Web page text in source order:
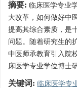
摘要: 临床医学专业
大改革，如何做好中
提高其综合素质，是
问题。随着研究生的
中医师承教育引入院
床医学专业学位博士
关键词: 临床医学专